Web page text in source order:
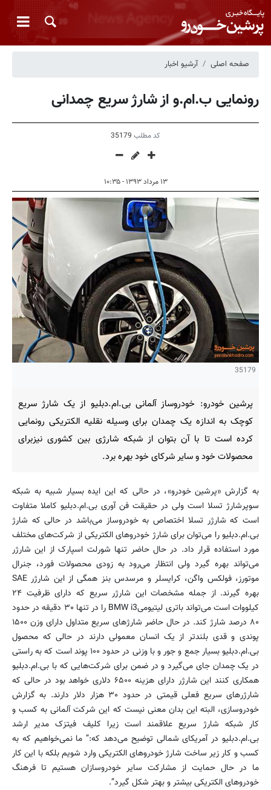
صفحه اصلی آرشیو اخبار
رونمایی ب.ام.و از شارژ سریع چمدانی
کد مطلب 35179
۱۳ مرداد ۱۳۹۳ - ۱۰:۳۵
35179
پرشین خودرو: خودروساز آلمانی بی.ام.دبلیو از یک شارژ سریع
کوچک به اندازه یک چمدان برای وسیله نقلیه الکتریکی رونمایی
کرده است تا با آن بتوان از شبکه شارژی بین کشوری نیزبرای
محصولات خود و سایر شرکای خود بهره برد.
به گزارش «پرشین خودرو»، در حالی که این ایده بسیار شبیه به شبکه
سوپرشارژ تسلا است ولی در حقیقت فن آوری بی.ام.دبلیو کاملا متفاوت
است که شارژر تسلا اختصاص به خودروساز می‌باشد در حالی که شارژ
بی.ام.دبلیو را می‌توان برای شارژ خودروهای الکتریکی از شرکت‌های مختلف
مورد استفاده قرار داد. در حال حاضر تنها شورلت اسپارک از این شارژر
می‌تواند بهره گیرد ولی انتظار می‌رود به زودی محصولات فورد، جنرال
موتورز، فولکس واگن، کرایسلر و مرسدس بنز همگی از این شارژر SAE
بهره گیرند. از جمله مشخصات این شارژر سریع که دارای ظرفیت ۲۴
کیلووات است می‌تواند باتری لیتیومی‌BMW i3 را در تنها ۳۰ دقیقه در حدود
۸۰ درصد شارژ کند. در حال حاضر شارژهای سریع متداول دارای وزن ۱۵۰۰
پوندی و قدی بلندتر از یک انسان معمولی دارند در حالی که محصول
بی.ام.دبلیو بسیار جمع و جور و با وزنی در حدود ۱۰۰ پوند است که به راستی
در یک چمدان جای می‌گیرد و در ضمن برای شرکت‌هایی که با بی.ام.دبلیو
همکاری کنند این شارژر دارای هزینه ۶۵۰۰ دلاری خواهد بود در حالی که
شارژرهای سریع فعلی قیمتی در حدود ۳۰ هزار دلار دارند. به گزارش
خودروسازی، البته این بدان معنی نیست که این شرکت آلمانی به کسب و
کار شبکه شارژ سریع علاقمند است زیرا کلیف فیتزک مدیر ارشد
بی.ام.دبلیو در آمریکای شمالی توضیح می‌دهد که:” ما نمی‌خواهیم که به
کسب و کار زیر ساخت شارژ خودروهای الکتریکی وارد شویم بلکه با این کار
ما در حال حمایت از مشارکت سایر خودروسازان هستیم تا فرهنگ
خودروهای الکتریکی بیشتر و بهتر شکل گیرد”.